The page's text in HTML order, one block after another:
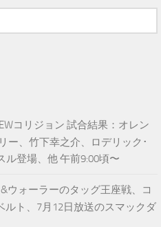
コリジョン 試合結果：オレン
ー、竹下幸之介、ロデリック･
ル登場、他 午前9:00頃〜
ウォーラーのタッグ王座戦、コ
ルト、7月12日放送のスマックダ